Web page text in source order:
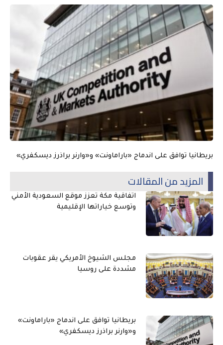
بريطانيا توافق على اندماج «باراماونت» و«وارنر براذرز ديسكفري»
المزيد من المقالات
اتفاقية مكة تعزز موقع السعودية الأمني
وتوسع خياراتها الإقليمية
مجلس الشيوخ الأمريكي يقر عقوبات
مشددة على روسيا
بريطانيا توافق على اندماج «باراماونت»
و«وارنر براذرز ديسكفري»